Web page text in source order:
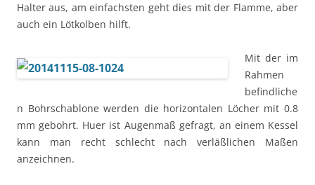
Halter aus, am einfachsten geht dies mit der Flamme, aber
auch ein Lötkolben hilft.
Mit der im
Rahmen
befindliche
n Bohrschablone werden die horizontalen Löcher mit 0.8
mm gebohrt. Huer ist Augenmaß gefragt, an einem Kessel
kann man recht schlecht nach verläßlichen Maßen
anzeichnen.